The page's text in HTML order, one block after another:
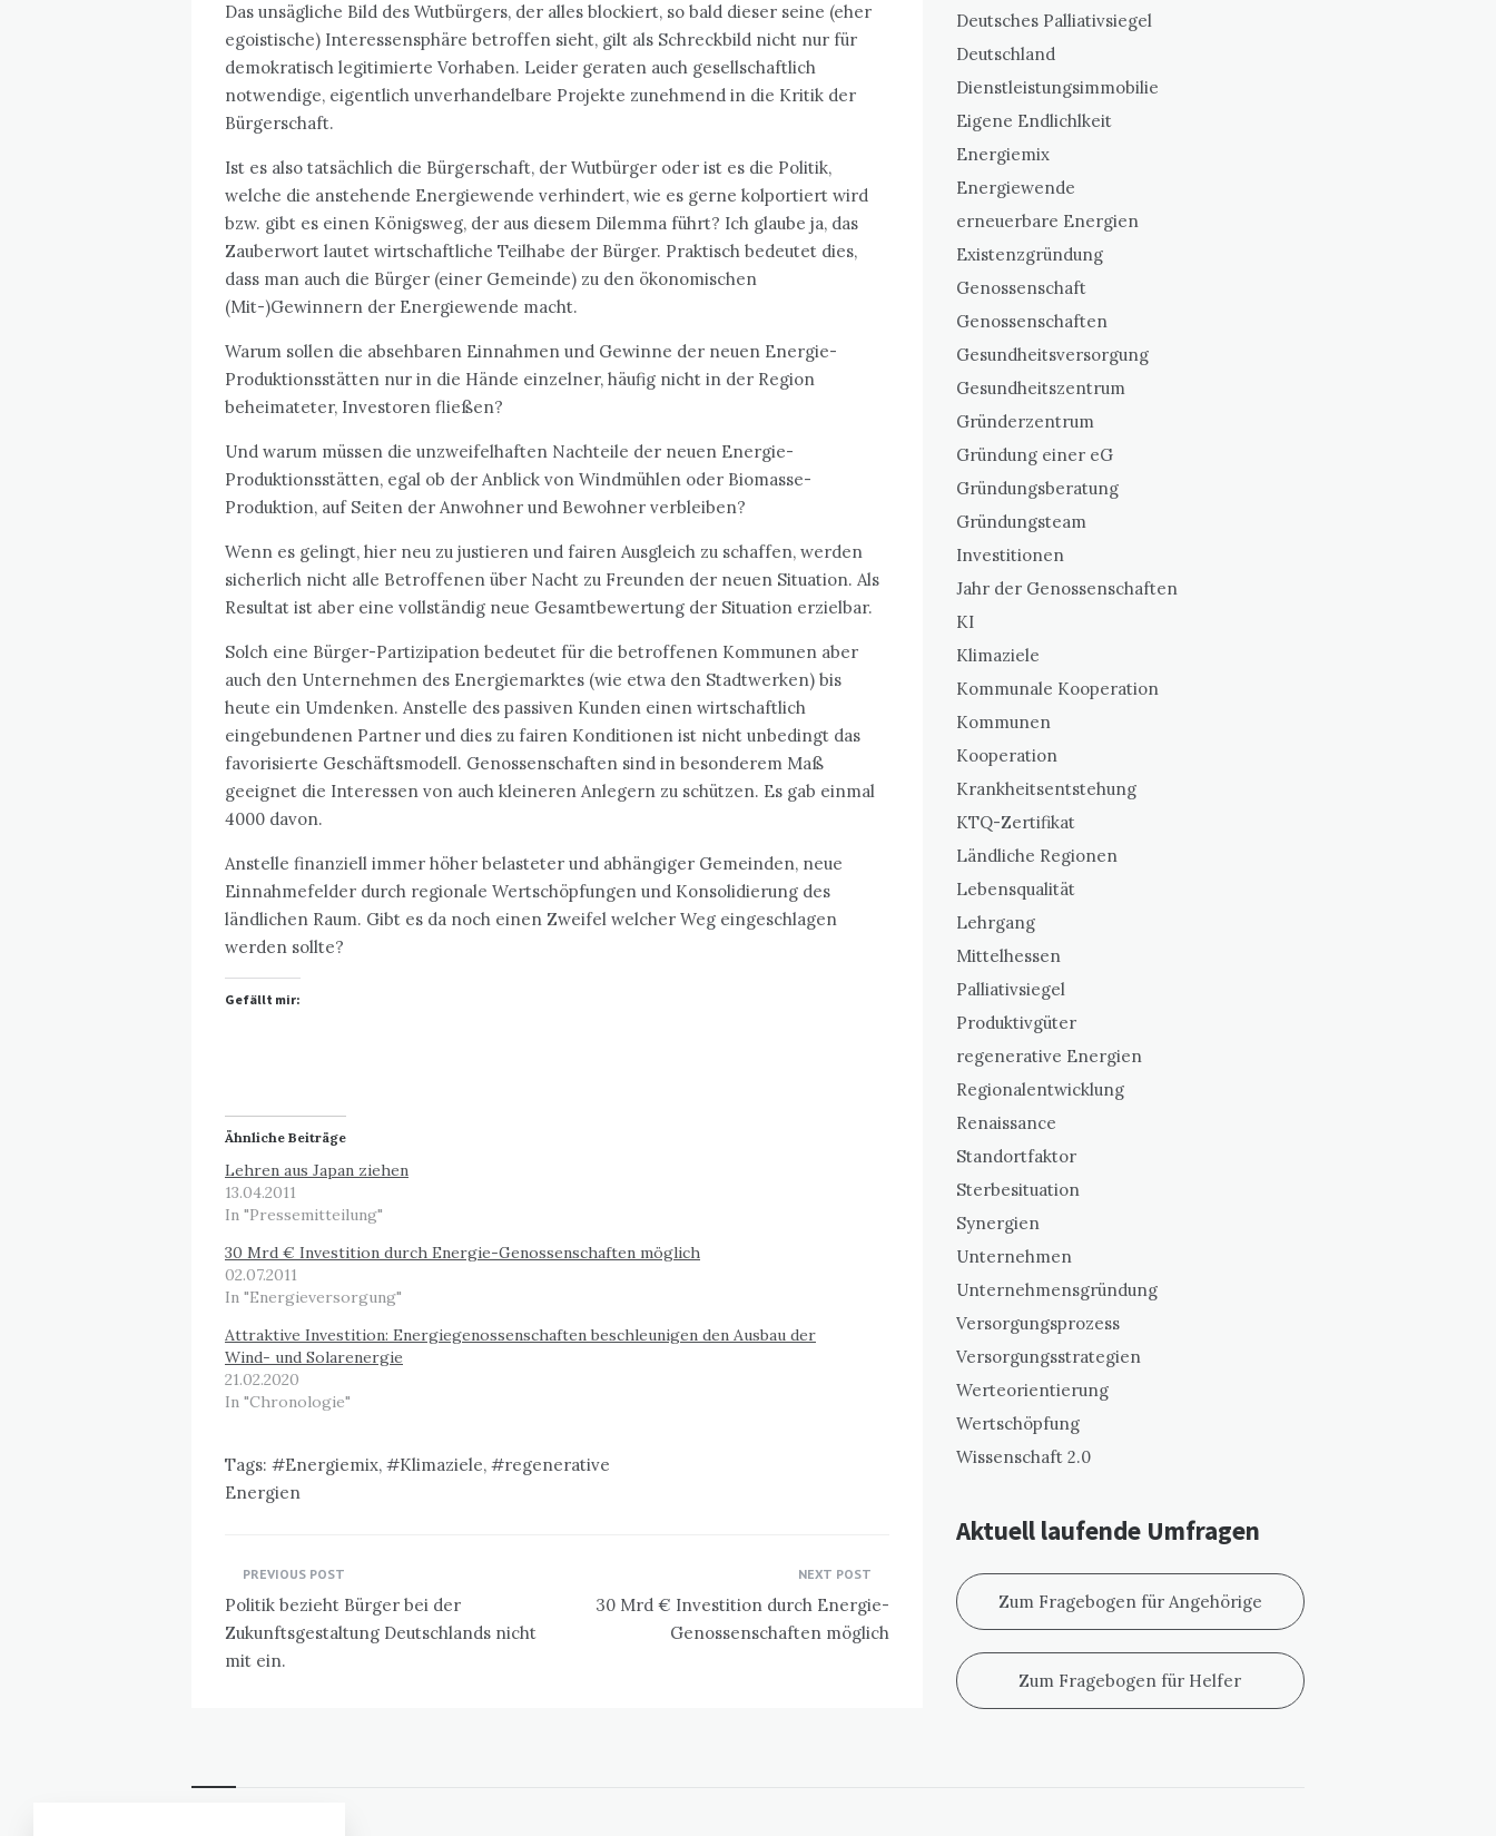
Das unsägliche Bild des Wutbürgers, der alles blockiert, so bald dieser seine (eher
egoistische) Interessensphäre betroffen sieht, gilt als Schreckbild nicht nur für
demokratisch legitimierte Vorhaben. Leider geraten auch gesellschaftlich
notwendige, eigentlich unverhandelbare Projekte zunehmend in die Kritik der
Bürgerschaft.
Ist es also tatsächlich die Bürgerschaft, der Wutbürger oder ist es die Politik,
welche die anstehende Energiewende verhindert, wie es gerne kolportiert wird
bzw. gibt es einen Königsweg, der aus diesem Dilemma führt? Ich glaube ja, das
Zauberwort lautet wirtschaftliche Teilhabe der Bürger. Praktisch bedeutet dies,
dass man auch die Bürger (einer Gemeinde) zu den ökonomischen
(Mit-)Gewinnern der Energiewende macht.
Warum sollen die absehbaren Einnahmen und Gewinne der neuen Energie-
Produktionsstätten nur in die Hände einzelner, häufig nicht in der Region
beheimateter, Investoren fließen?
Und warum müssen die unzweifelhaften Nachteile der neuen Energie-
Produktionsstätten, egal ob der Anblick von Windmühlen oder Biomasse-
Produktion, auf Seiten der Anwohner und Bewohner verbleiben?
Wenn es gelingt, hier neu zu justieren und fairen Ausgleich zu schaffen, werden
sicherlich nicht alle Betroffenen über Nacht zu Freunden der neuen Situation. Als
Resultat ist aber eine vollständig neue Gesamtbewertung der Situation erzielbar.
Solch eine Bürger-Partizipation bedeutet für die betroffenen Kommunen aber
auch den Unternehmen des Energiemarktes (wie etwa den Stadtwerken) bis
heute ein Umdenken. Anstelle des passiven Kunden einen wirtschaftlich
eingebundenen Partner und dies zu fairen Konditionen ist nicht unbedingt das
favorisierte Geschäftsmodell. Genossenschaften sind in besonderem Maß
geeignet die Interessen von auch kleineren Anlegern zu schützen. Es gab einmal
4000 davon.
Anstelle finanziell immer höher belasteter und abhängiger Gemeinden, neue
Einnahmefelder durch regionale Wertschöpfungen und Konsolidierung des
ländlichen Raum. Gibt es da noch einen Zweifel welcher Weg eingeschlagen
werden sollte?
Gefällt mir:
Ähnliche Beiträge
Lehren aus Japan ziehen
13.04.2011
In "Pressemitteilung"
30 Mrd € Investition durch Energie-Genossenschaften möglich
02.07.2011
In "Energieversorgung"
Attraktive Investition: Energiegenossenschaften beschleunigen den Ausbau der
Wind- und Solarenergie
21.02.2020
In "Chronologie"
Tags: Energiemix, Klimaziele,
regenerative
Energien
Beitragsnavigation
PREVIOUS POST
Politik bezieht Bürger bei der
Zukunftsgestaltung Deutschlands nicht
mit ein.
NEXT POST
30 Mrd € Investition durch Energie-
Genossenschaften möglich
Deutsches Palliativsiegel
Deutschland
Dienstleistungsimmobilie
Eigene Endlichlkeit
Energiemix
Energiewende
erneuerbare Energien
Existenzgründung
Genossenschaft
Genossenschaften
Gesundheitsversorgung
Gesundheitszentrum
Gründerzentrum
Gründung einer eG
Gründungsberatung
Gründungsteam
Investitionen
Jahr der Genossenschaften
KI
Klimaziele
Kommunale Kooperation
Kommunen
Kooperation
Krankheitsentstehung
KTQ-Zertifikat
Ländliche Regionen
Lebensqualität
Lehrgang
Mittelhessen
Palliativsiegel
Produktivgüter
regenerative Energien
Regionalentwicklung
Renaissance
Standortfaktor
Sterbesituation
Synergien
Unternehmen
Unternehmensgründung
Versorgungsprozess
Versorgungsstrategien
Werteorientierung
Wertschöpfung
Wissenschaft 2.0
Aktuell laufende Umfragen
Zum Fragebogen für Angehörige
Zum Fragebogen für Helfer